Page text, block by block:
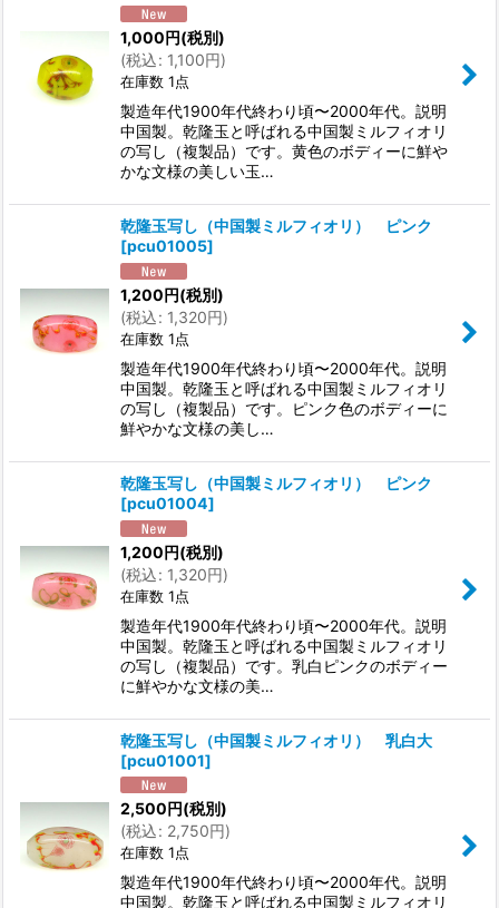
1,000円(税別)
(税込: 1,100円)
在庫数 1点
製造年代1900年代終わり頃〜2000年代。説明
中国製。乾隆玉と呼ばれる中国製ミルフィオリ
の写し（複製品）です。黄色のボディーに鮮や
かな文様の美しい玉…
乾隆玉写し（中国製ミルフィオリ） ピンク
[pcu01005]
1,200円(税別)
(税込: 1,320円)
在庫数 1点
製造年代1900年代終わり頃〜2000年代。説明
中国製。乾隆玉と呼ばれる中国製ミルフィオリ
の写し（複製品）です。ピンク色のボディーに
鮮やかな文様の美し…
乾隆玉写し（中国製ミルフィオリ） ピンク
[pcu01004]
1,200円(税別)
(税込: 1,320円)
在庫数 1点
製造年代1900年代終わり頃〜2000年代。説明
中国製。乾隆玉と呼ばれる中国製ミルフィオリ
の写し（複製品）です。乳白ピンクのボディー
に鮮やかな文様の美…
乾隆玉写し（中国製ミルフィオリ） 乳白大
[pcu01001]
2,500円(税別)
(税込: 2,750円)
在庫数 1点
製造年代1900年代終わり頃〜2000年代。説明
中国製。乾隆玉と呼ばれる中国製ミルフィオリ